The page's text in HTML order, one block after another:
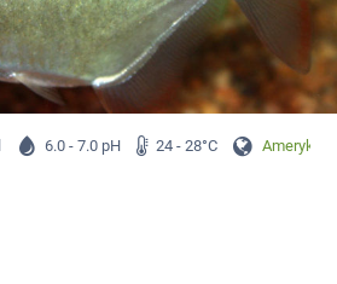
6.0 - 7.0 pH 24 - 28°C Ameryka